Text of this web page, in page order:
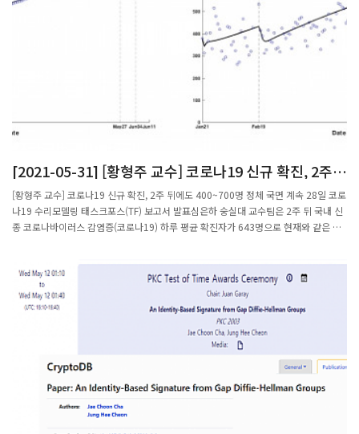
금융권에서 소외된 배달기사 등 ‘긱워커(플랫폼 계약직 근로자)’의 대출 수요를 포용할
수 있는 서비스를 강화하겠다”고 밝혔다. 그는 “플랫폼 경제가 활성화되면서 긱워커들
의 소득도 늘어날 것으로 예상된다”며 “하지만 이들은 수익이 일정하지 않고 정규직이
아니라는 이유 등으로 기존 금융권에서 대출받기 힘들다”고 설명했다.8퍼센트가 P2P
금융 업체로 등록하면서 기존에는 제한됐던 시중은행과 증권사, 보험사 등 금융회사의
P2P 투자도 가시화할 전망이다. 이 대표는 “(금융회사 참여를 통해) 투자자 입장에선
더욱 안정적으로 P2P를 이용할 수 있고 차입자는 더욱 신속하고 유리한 한도를 제공
받을 수 있다”고 말했다.이 대표는 P2P 같이 민간에서 자발적으로 일어나는 중금리 대
출을 활성화하기 위해선 추가 인센티브가 필요하다고 강조했다. 그는 “시민들이 십시
대출상품 투자액에 대해 소득공제를 도입하는 게 필요하다”고 주장했다.포스텍(포항
를 담당하다가 2014년 8퍼센트를 설립했다. 국내 1호 P2P 핀테크 기업이었다. 이 대
표는 “고금리에 허덕이던 차입자가 중금리로 갈아타 부채를 상환한 뒤 P2P 투자자로
돌아오는 ‘금융의 선순환’이 8퍼센트의 목표”라고 말했다.[이인혁 기자
[2021-05-31] [황형주 교수] 코로나19 신규 확진, 2주
뒤에도 400~700명 정체 국면 계속
[황형주 교수] 코로나19 신규 확진, 2주 뒤에도 400~700명 정체 국면 계속 28일 코로
나19 수리모델링 태스크포스(TF) 보고서 발표심은하 숭실대 교수팀은 2주 뒤 국내 신
종 코로나바이러스 감염증(코로나19) 하루 평균 확진자가 643명으로 현재와 같은 확
도 당분간은 하루 평균 확진자 규모가 400~700명을 오르내리는 정체 국면이 계속될
것이라는 예측 결과가 나왔다.국가수리과학연구소(수리연)와 대한수학회가 공동 운영
하는 코로나19 수리모델링 태스크포스(TF)는 28일 이 같은 내용이 담긴 ‘수리모델링
으로 분석한 코로나19 유행 예측’ 보고서를 발표했다.이번 보고서에는 권오규 수리연
산업수학전략연구부장, 손우식 수리연 감염병연구팀장, 심은하 숭실대 수학과 교수, 이
창형 울산과학기술원(UNIST) 수리과학과 교수, 이효정 수리연 부산의료수학센터장,
정은옥 건국대 수학과 교수, 정일효 부산대 수학과 교수, 최선화 수리연 수학원리응용
팀 연구원, 황형주 포스텍 수학과 교수 등이 이끄는 9개 연구팀이 참여했다.최선화 수
리연 연구원 팀은 28일 기준 5월 한 달 동안 감염재생산지수(R)는 1.02로 이 수준이
유지될 경우 2주 뒤 하루 확진자 규모는 615명이 될 것으로 예상했다. 감염자 1명의 전